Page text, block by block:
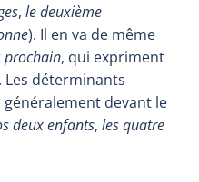
, le deuxième
). Il en va de même
prochain, qui expriment
Les déterminants
devant le
deux enfants, lesquatre